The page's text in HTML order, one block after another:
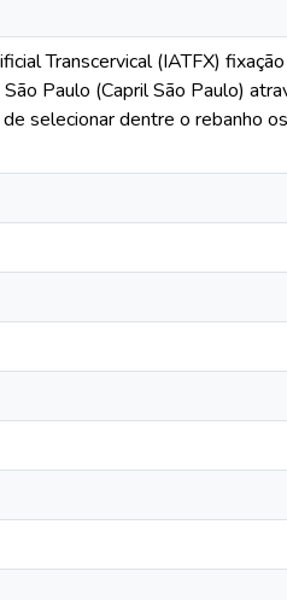
Transcervical (IATFX)
Paulo (Capril São Paulo)
selecionar dentre o rebanho